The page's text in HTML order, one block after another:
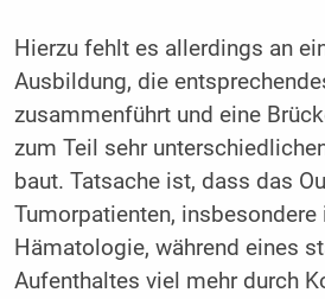
Hierzu fehlt es allerdings an
Ausbildung, die
zusammenführt und eine
zum Teil sehr
baut. Tatsache ist, dass das
Tumorpatienten, insbesondere
Hämatologie, während eines
Aufenthaltes viel mehr durch